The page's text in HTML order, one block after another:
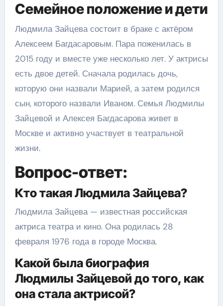
Семейное положение и дети
Людмила Зайцева состоит в браке с актёром
Алексеем Багдасаровым. Пара поженилась в
2015 году и вместе уже несколько лет. У актрисы
есть двое детей. Сначала родилась дочь,
которую они назвали Марией, а затем родился
сын, которого назвали Иваном. Семья Людмилы
Зайцевой и Алексея Багдасарова живет в
Москве и активно участвует в театральной
жизни.
Вопрос-ответ:
Кто такая Людмила Зайцева?
Людмила Зайцева — известная российская
актриса театра и кино. Она родилась 28
февраля 1976 года в городе Москва.
Какой была биография
Людмилы Зайцевой до того, как
она стала актрисой?